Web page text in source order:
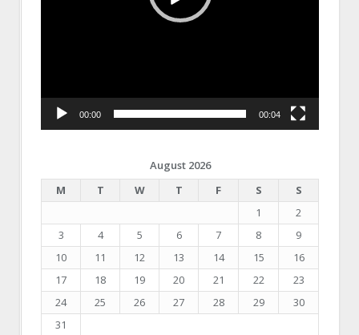
00:00 00:04
August 2026
M
T W T F S
S
1
2
3
4 5 6 7 8
9
10
11 12 13 14 15
16
17
18 19 20 21 22
23
24
25 26 27 28 29
30
31